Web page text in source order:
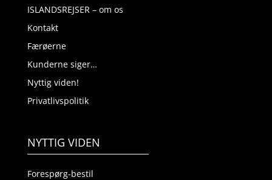
ISLANDSREJSER – om os
Kontakt
Færøerne
Kunderne siger…
Nyttig viden!
Privatlivspolitik
NYTTIG VIDEN
Forespørg-bestil